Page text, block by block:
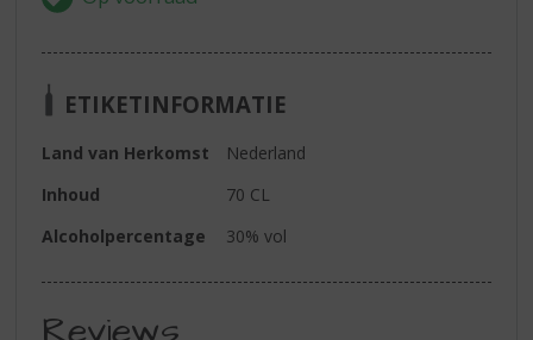
ETIKETINFORMATIE
Land van Herkomst
Nederland
Inhoud
70 CL
Alcoholpercentage
30% vol